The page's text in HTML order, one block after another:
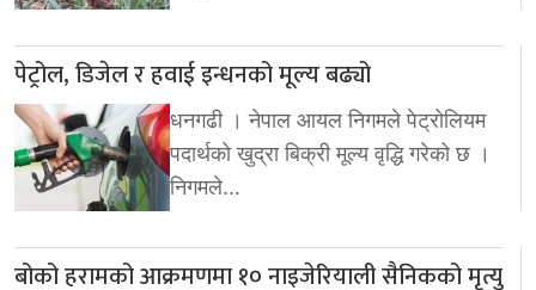
पेट्रोल, डिजेल र हवाई इन्धनको मूल्य बढ्यो
धनगढी । नेपाल आयल निगमले पेट्रोलियम
पदार्थको खुद्रा बिक्री मूल्य वृद्धि गरेको छ ।
निगमले…
बोको हरामको आक्रमणमा १० नाइजेरियाली सैनिकको मृत्यु